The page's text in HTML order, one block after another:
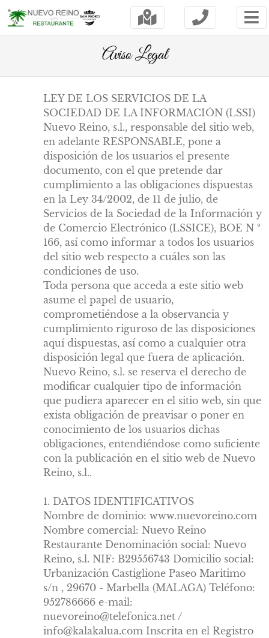
Aviso Legal
LEY DE LOS SERVICIOS DE LA
SOCIEDAD DE LA INFORMACIÓN (LSSI)
Nuevo Reino, s.l., responsable del sitio web,
en adelante RESPONSABLE, pone a
disposición de los usuarios el presente
documento, con el que pretende dar
cumplimiento a las obligaciones dispuestas
en la Ley 34/2002, de 11 de julio, de
Servicios de la Sociedad de la Información y
de Comercio Electrónico (LSSICE), BOE N º
166, así como informar a todos los usuarios
del sitio web respecto a cuáles son las
condiciones de uso.
Toda persona que acceda a este sitio web
asume el papel de usuario,
comprometiéndose a la observancia y
cumplimiento riguroso de las disposiciones
aquí dispuestas, así como a cualquier otra
disposición legal que fuera de aplicación.
Nuevo Reino, s.l. se reserva el derecho de
modificar cualquier tipo de información
que pudiera aparecer en el sitio web, sin que
exista obligación de preavisar o poner en
conocimiento de los usuarios dichas
obligaciones, entendiéndose como suficiente
con la publicación en el sitio web de Nuevo
Reino, s.l..
1. DATOS IDENTIFICATIVOS
Nombre de dominio: www.nuevoreino.com
Nombre comercial: Nuevo Reino
Restaurante Denominación social: Nuevo
Reino, s.l. NIF: B29556743 Domicilio social:
Urbanización Castiglione Paseo Maritimo
s/n , 29670 - Marbella (MALAGA) Teléfono:
952786666 e-mail:
nuevoreino@telefonica.net /
info@kalakalua.com Inscrita en el Registro